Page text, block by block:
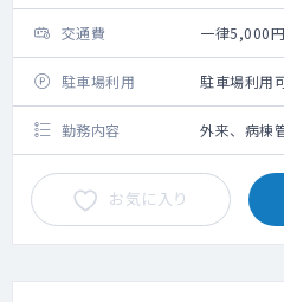
交通費 一律5,000円
駐車場利用 駐車場利用
勤務内容 外来、病棟
お気に入り